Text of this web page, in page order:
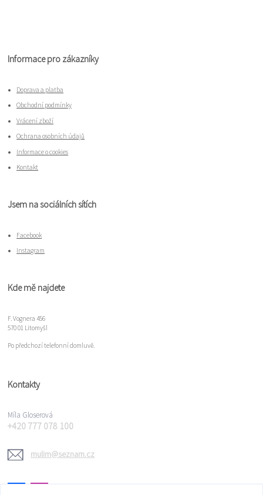
Informace pro zákazníky
Doprava a platba
Obchodní podmínky
Vrácení zboží
Ochrana osobních údajů
Informace o cookies
Kontakt
Jsem na sociálních sítích
Facebook
Instagram
Kde mě najdete
F. Vognera 456
570 01 Litomyšl
Po předchozí telefonní domluvě.
Kontakty
Míla Gloserová
+420 777 078 100
mulim@seznam.cz